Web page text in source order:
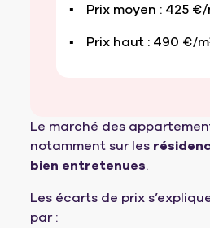
Prix moyen : 425 €/
Prix haut : 490 €/
Le marché des
notamment sur les
bien entretenues.
Les écarts de prix
par :